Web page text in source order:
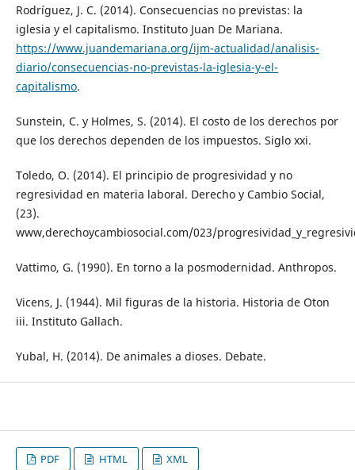
Rodríguez, J. C. (2014). Consecuencias no previstas: la
iglesia y el capitalismo. Instituto Juan De Mariana.
https://www.juandemariana.org/ijm-actualidad/analisis-
diario/consecuencias-no-previstas-la-iglesia-y-el-
capitalismo.
Sunstein, C. y Holmes, S. (2014). El costo de los derechos por
que los derechos dependen de los impuestos. Siglo xxi.
Toledo, O. (2014). El principio de progresividad y no
regresividad en materia laboral. Derecho y Cambio Social,
(23).
www,derechoycambiosocial.com/023/
Vattimo, G. (1990). En torno a la posmodernidad. Anthropos.
Vicens, J. (1944). Mil figuras de la historia. Historia de Oton
iii. Instituto Gallach.
Yubal, H. (2014). De animales a dioses. Debate.
PDF HTML XML